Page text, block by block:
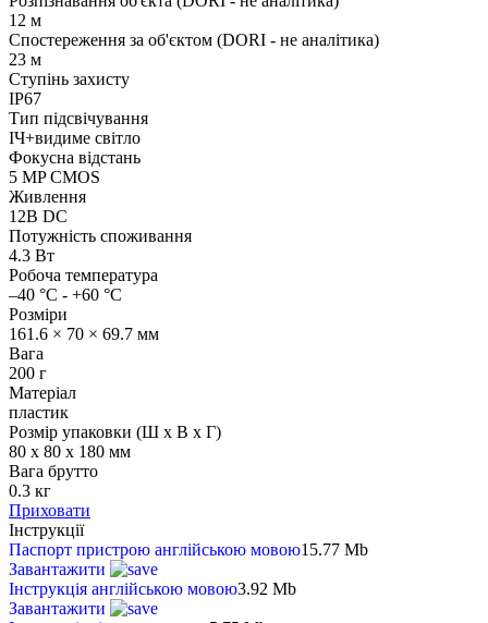
12 м
Спостереження за об'єктом (DORI - не аналітика)
23 м
Ступінь захисту
IP67
Тип підсвічування
ІЧ+видиме світло
Фокусна відстань
5 MP CMOS
Живлення
12В DC
Потужність споживання
4.3 Вт
Робоча температура
–40 °C - +60 °C
Розміри
161.6 × 70 × 69.7 мм
Вага
200 г
Матеріал
пластик
Розмір упаковки (Ш х В х Г)
80 x 80 x 180 мм
Вага брутто
0.3 кг
Приховати
Інструкції
Паспорт пристрою англійською мовою15.77 Mb
Завантажити
Інструкція англійською мовою3.92 Mb
Завантажити